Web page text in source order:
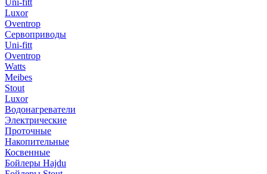
Uni-fitt
Luxor
Oventrop
Сервоприводы
Uni-fitt
Oventrop
Watts
Meibes
Stout
Luxor
Водонагреватели
Электрические
Проточные
Накопительные
Косвенные
Бойлеры Hajdu